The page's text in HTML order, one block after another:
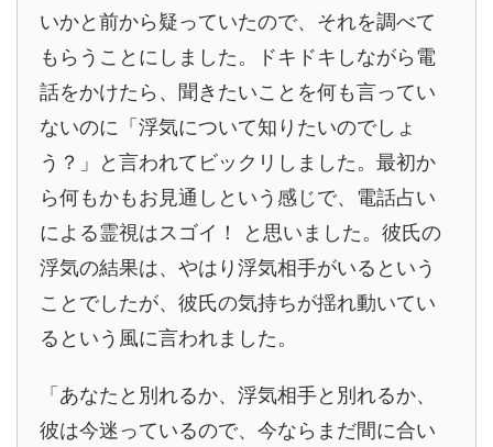
いかと前から疑っていたので、それを調べて
もらうことにしました。ドキドキしながら電
話をかけたら、聞きたいことを何も言ってい
ないのに「浮気について知りたいのでしょ
う？」と言われてビックリしました。最初か
ら何もかもお見通しという感じで、電話占い
による霊視はスゴイ！ と思いました。彼氏の
浮気の結果は、やはり浮気相手がいるという
ことでしたが、彼氏の気持ちが揺れ動いてい
るという風に言われました。
「あなたと別れるか、浮気相手と別れるか、
彼は今迷っているので、今ならまだ間に合い